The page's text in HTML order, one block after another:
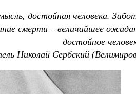
достойная человека.
смерти – величайшее
достойное
Николай Сербский
Великомученик Георгий Победоносец.